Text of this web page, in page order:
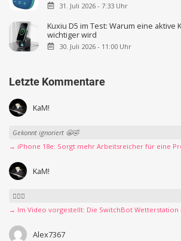
31. Juli 2026 - 7:33 Uhr
Kuxiu D5 im Test: Warum eine aktive
wichtiger wird
30. Juli 2026 - 11:00 Uhr
Letzte Kommentare
KaM!
Gekonnt ignoriert 😬🤣
→ iPhone 18e: Sorgt mehr Arbeitsreicher für eine
KaM!
👍🏻🤣
→ Im Video vorgestellt: Die SwitchBot Wetterstation
Alex7367